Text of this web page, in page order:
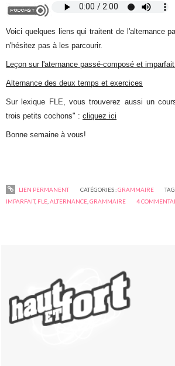
Voici quelques liens qui traitent de l'alternance
n'hésitez pas à les parcourir.
Leçon sur l'aternance passé-composé et
Alternance des deux temps et exercices
Sur lexique FLE, vous trouverez aussi un
trois petits cochons" :cliquez ici
Bonne semaine à vous!
LIEN PERMANENT CATÉGORIES :GRAMMAIRE
IMPARFAIT, FLE ,ALTERNANCE ,GRAMMAIRE 4